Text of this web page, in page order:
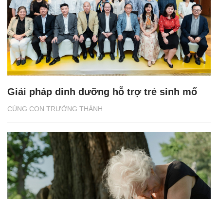
CÙNG CON TRƯỞNG THÀNH
Giải pháp dinh dưỡng hỗ trợ trẻ sinh mổ